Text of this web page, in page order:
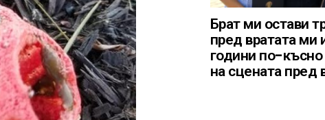
Брат ми остави
пред вратата ми
години по-
на сцената пред